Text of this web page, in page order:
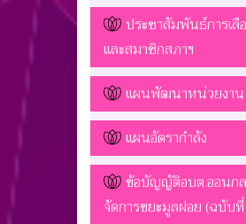
ประชาสัมพันธ์การเลื
และสมาชิกสภาฯ
แผนพัฒนาหน่วยงาน
แผนอัตรากำลัง
ข้อบัญญัติอบต.ออนกล
จัดการขยะมูลฝอย (ฉบับ